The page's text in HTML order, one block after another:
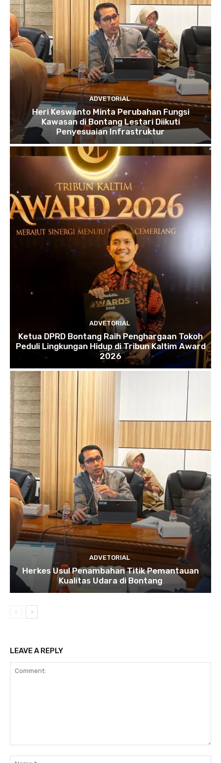
ADVETORIAL
Heri Keswanto Minta Perubahan Fungsi
Kawasan di Bontang Lestari Diikuti
Penyesuaian Infrastruktur
ADVETORIAL
Ketua DPRD Bontang Raih Penghargaan Tokoh
Peduli Lingkungan Hidup di Tribun Kaltim Award
2026
ADVETORIAL
Herkes Usul Penambahan Titik Pemantauan
Kualitas Udara di Bontang
LEAVE A REPLY